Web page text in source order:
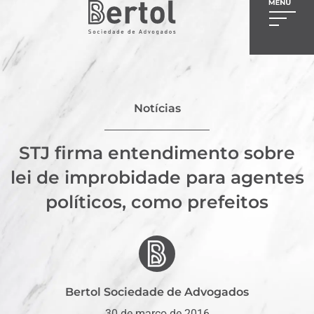
Notícias
STJ firma entendimento sobre
lei de improbidade para agentes
políticos, como prefeitos
Bertol Sociedade de Advogados